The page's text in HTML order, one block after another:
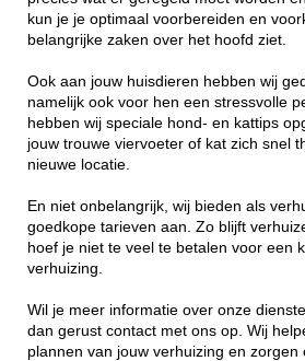
kun je je optimaal voorbereiden en
belangrijke zaken over het hoofd ziet.
Ook aan jouw huisdieren hebben wij
namelijk ook voor hen een stressvolle
hebben wij speciale hond- en kattips
jouw trouwe viervoeter of kat zich snel
nieuwe locatie.
En niet onbelangrijk, wij bieden als
goedkope tarieven aan. Zo blijft
hoef je niet te veel te betalen voor een
verhuizing.
Wil je meer informatie over onze
dan gerust contact met ons op. Wij
plannen van jouw verhuizing en zorgen